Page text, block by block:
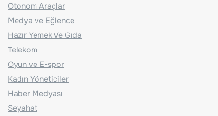
Otonom Araçlar
Medya ve Eğlence
Hazır Yemek Ve Gıda
Telekom
Oyun ve E-spor
Kadın Yöneticiler
Haber Medyası
Seyahat